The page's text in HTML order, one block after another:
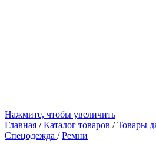
Нажмите, чтобы увеличить
Главная / Каталог товаров / Товары
Спецодежда / Ремни